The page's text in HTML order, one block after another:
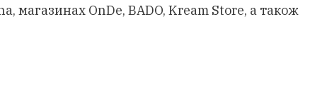
магазинах OnDe, BADO, Kream Store, а також